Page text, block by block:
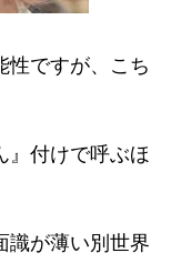
性ですが、こち
』付けで呼ぶほ
識が薄い別世界